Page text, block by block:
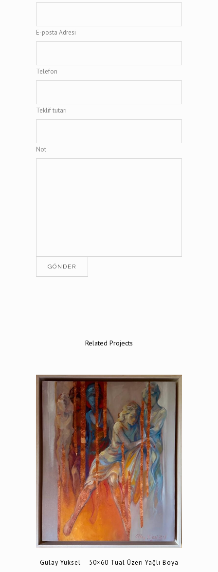
E-posta Adresi
Telefon
Teklif tutarı
Not
Related Projects
Gülay Yüksel – 50×60 Tual Üzeri Yağlı Boya